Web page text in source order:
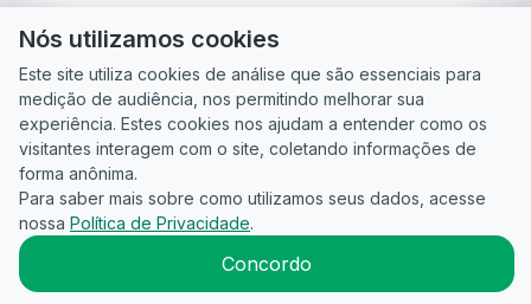
Guia do
Candidato
Para
empresas
Política de
Privacidade
Termos
2026CandidataAI
Nós utilizamos cookies
Este site utiliza cookies de análise que são essenciais para
medição de audiência, nos permitindo melhorar sua
experiência. Estes cookies nos ajudam a entender como os
visitantes interagem com o site, coletando informações de
forma anônima.
Para saber mais sobre como utilizamos seus dados, acesse
nossa Política de Privacidade.
Concordo